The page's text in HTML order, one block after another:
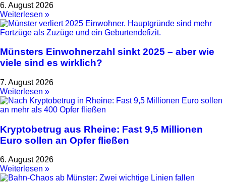
6. August 2026
Weiterlesen »
Münsters Einwohnerzahl sinkt 2025 – aber wie
viele sind es wirklich?
7. August 2026
Weiterlesen »
Kryptobetrug aus Rheine: Fast 9,5 Millionen
Euro sollen an Opfer fließen
6. August 2026
Weiterlesen »